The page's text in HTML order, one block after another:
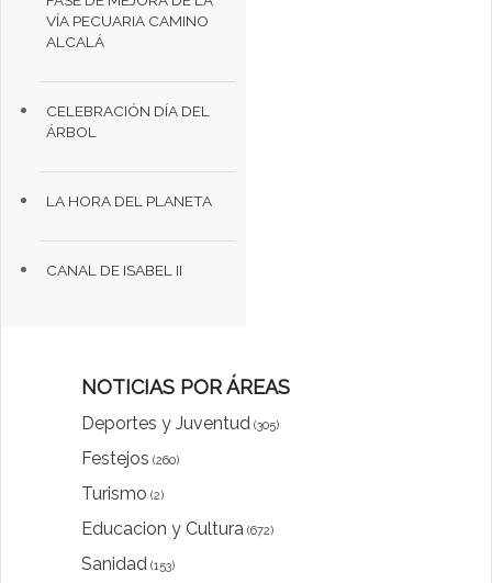
VÍA PECUARIA CAMINO
ALCALÁ
CELEBRACIÓN DÍA DEL
ÁRBOL
LA HORA DEL PLANETA
CANAL DE ISABEL II
NOTICIAS POR ÁREAS
Deportes y Juventud (305)
Festejos (260)
Turismo (2)
Educacion y Cultura (672)
Sanidad (153)